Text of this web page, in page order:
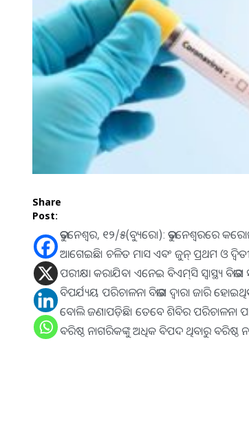
Share
Post:
ଭୁବନେଶ୍ୱର, ୧୨/୫(ବ୍ୟୁରୋ): ଭୁବନେଶ୍ୱରରେ
ଆଗେଇଛି। ଚଳିତ ମାସ ଏବଂ ଜୁନ୍‌ ପ୍ରଥମ ଓ ଦ୍ୱିତୀୟ
ପରୀକ୍ଷା କରାଯିବ। ଏନେଇ ବିଏମ୍‌ସି ସ୍ବାସ୍ଥ୍ୟ
ବିପର୍ଯ୍ୟୟ ପରିଚାଳନା ବିଭାଗ ଦ୍ୱାରା ଜାରି
ବୋଲି ଜଣାପଡ଼ିଛି। ତେବେ ଶିବିର ପରିଚାଳନା
ବରିଷ୍ଠ ନାଗରିକଙ୍କୁ ଅଧିକ ବିପଦ ଥିବାରୁ ବରିଷ୍ଠ